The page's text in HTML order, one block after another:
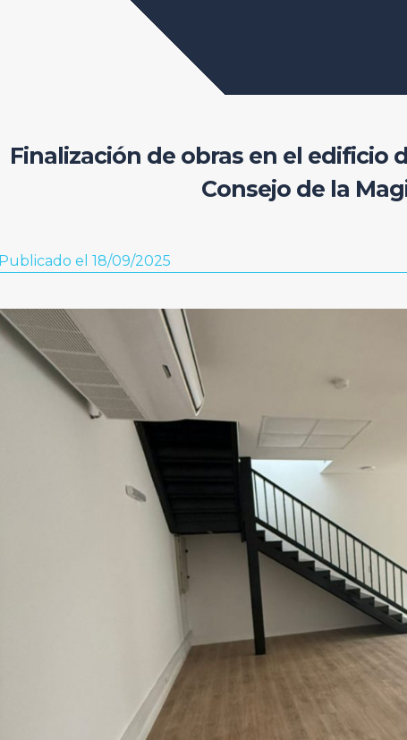
Finalización de obras en el edificio
Consejo de la
Publicado el 18/09/2025